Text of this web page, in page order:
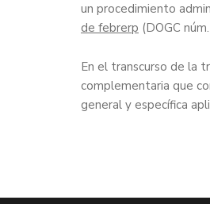
un procedimiento
de febrerp (DOGC
En el transcurso de la
complementaria que
general y específica